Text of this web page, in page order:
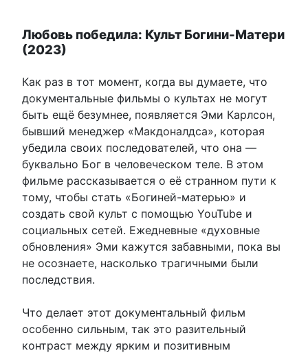
Любовь победила: Культ Богини-Матери
(2023)
Как раз в тот момент, когда вы думаете, что
документальные фильмы о культах не могут
быть ещё безумнее, появляется Эми Карлсон,
бывший менеджер «Макдоналдса», которая
убедила своих последователей, что она —
буквально Бог в человеческом теле. В этом
фильме рассказывается о её странном пути к
тому, чтобы стать «Богиней-матерью» и
создать свой культ с помощью YouTube и
социальных сетей. Ежедневные «духовные
обновления» Эми кажутся забавными, пока вы
не осознаете, насколько трагичными были
последствия.
Что делает этот документальный фильм
особенно сильным, так это разительный
контраст между ярким и позитивным